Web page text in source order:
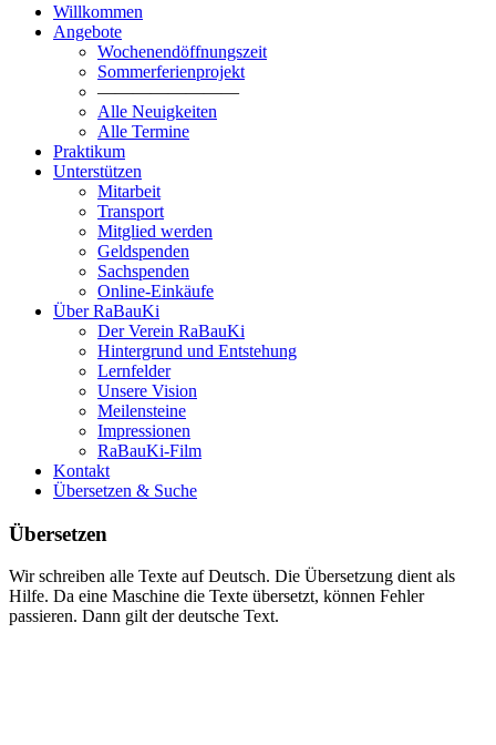
Willkommen
Angebote
Wochenendöffnungszeit
Sommerferienprojekt
————————
Alle Neuigkeiten
Alle Termine
Praktikum
Unterstützen
Mitarbeit
Transport
Mitglied werden
Geldspenden
Sachspenden
Online-Einkäufe
Über RaBauKi
Der Verein RaBauKi
Hintergrund und Entstehung
Lernfelder
Unsere Vision
Meilensteine
Impressionen
RaBauKi-Film
Kontakt
Übersetzen & Suche
Übersetzen
Wir schreiben alle Texte auf Deutsch. Die Übersetzung dient als
Hilfe. Da eine Maschine die Texte übersetzt, können Fehler
passieren. Dann gilt der deutsche Text.